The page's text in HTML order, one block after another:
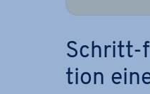
Schritt-
ti­on